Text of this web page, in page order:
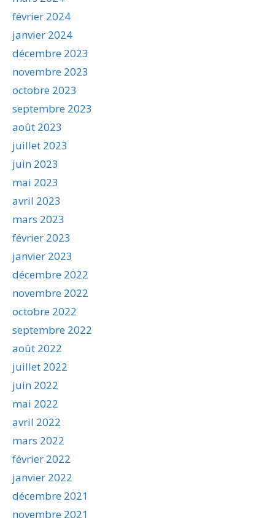
février 2024
janvier 2024
décembre 2023
novembre 2023
octobre 2023
septembre 2023
août 2023
juillet 2023
juin 2023
mai 2023
avril 2023
mars 2023
février 2023
janvier 2023
décembre 2022
novembre 2022
octobre 2022
septembre 2022
août 2022
juillet 2022
juin 2022
mai 2022
avril 2022
mars 2022
février 2022
janvier 2022
décembre 2021
novembre 2021